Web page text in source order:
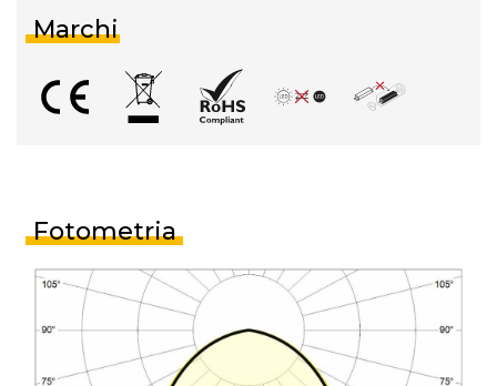
Marchi
Fotometria